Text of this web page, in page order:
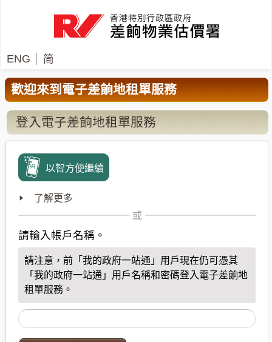
ENG 简
歡迎來到電子差餉地租單服務
登入電子差餉地租單服務
了解更多
以智方便繼續
或
請輸入帳戶名稱。
請注意，前「我的政府一站通」用戶現在仍可憑其
「我的政府一站通」用戶名稱和密碼登入電子差餉地
租單服務。